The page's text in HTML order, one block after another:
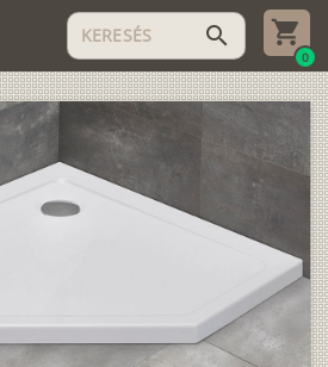
search
0